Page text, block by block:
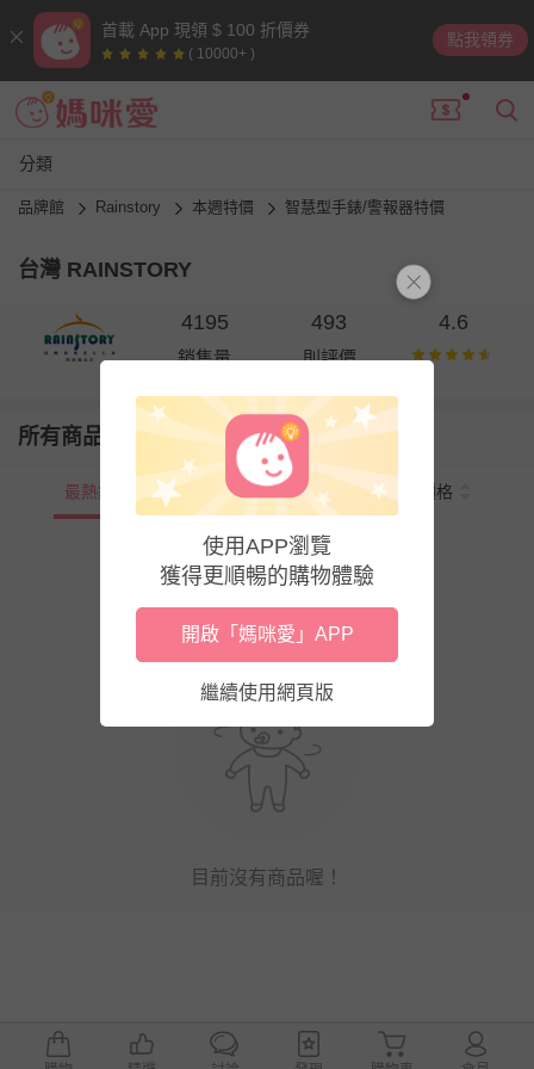
首載 App 現領 $ 100 折價券
( 10000+ )
點我領券
分類
品牌館 Rainstory 本週特價 智慧型手錶/警報器特價
台灣 RAINSTORY
4195
銷售量
493
則評價
4.6
所有商品
最熱銷 新上市 價格
目前沒有商品喔！
使用APP瀏覽
獲得更順暢的購物體驗
開啟「媽咪愛」APP
繼續使用網頁版